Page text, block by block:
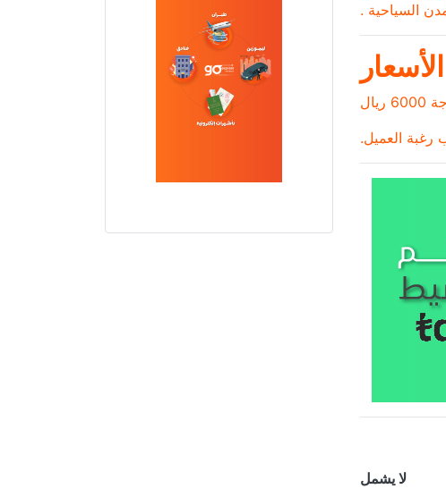
الأسعار
رغبة العميل.
لا يشمل